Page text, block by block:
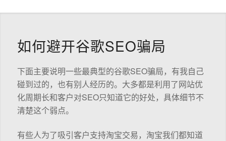
如何避开谷歌SEO骗局
下面主要说明一些最典型的谷歌SEO骗局，有我自己
碰到过的，也有别人经历的。大多都是利用了网站优
化周期长和客户对SEO只知道它的好处，具体细节不
清楚这个弱点。
有些人为了吸引客户支持淘宝交易，淘宝我们都知道